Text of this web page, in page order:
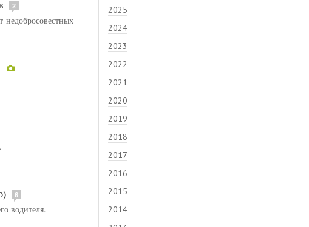
2
недобросовестных
6
водителя.
2025
2024
2023
2022
2021
2020
2019
2018
2017
2016
2015
2014